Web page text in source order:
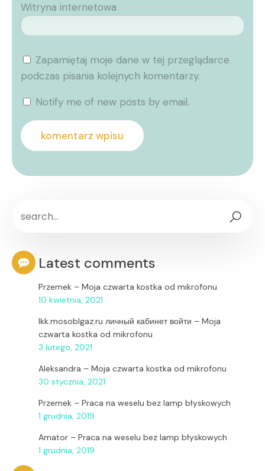
Witryna internetowa
Zapamiętaj moje dane w tej przeglądarce
podczas pisania kolejnych komentarzy.
Notify me of new posts by email.
Latest comments
Przemek – Moja czwarta kostka od mikrofonu
10 kwietnia, 2021
lkk.mosoblgaz.ru личный кабинет войти – Moja
czwarta kostka od mikrofonu
3 lutego, 2021
Aleksandra – Moja czwarta kostka od mikrofonu
30 stycznia, 2021
Przemek – Praca na weselu bez lamp błyskowych
1 grudnia, 2019
Amator – Praca na weselu bez lamp błyskowych
1 grudnia, 2019